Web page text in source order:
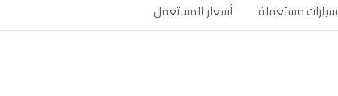
سيارات مستعملة أسعار المستعمل